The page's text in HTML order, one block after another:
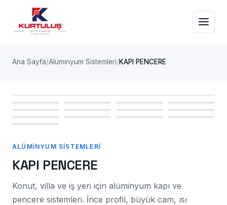
Ana Sayfa Alüminyum Sistemleri KAPI PENCERE
ALÜMINYUM SISTEMLERI
ALÜMINYUM SISTEMLERI
KAPI PENCERE
Konut, villa ve iş yeri için alüminyum kapı ve
pencere sistemleri. İnce profil, büyük cam, ısı